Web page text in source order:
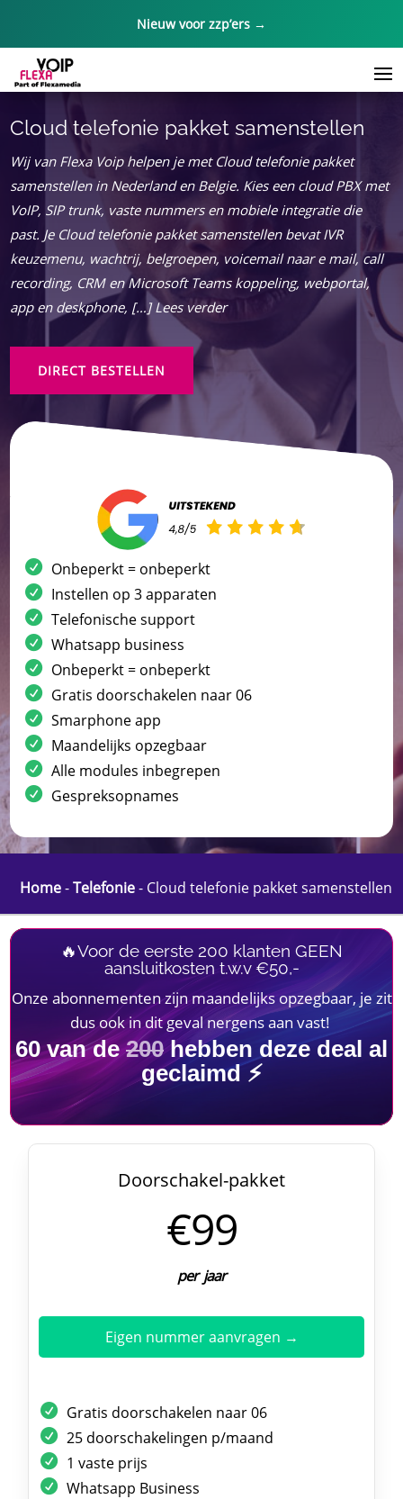
Nieuw voor zzp’ers →
Cloud telefonie pakket samenstellen
Wij van Flexa Voip helpen je met Cloud telefonie pakket
samenstellen in Nederland en Belgie.​ Kies een cloud PBX met
VoIP, SIP trunk, vaste nummers en mobiele integratie die
past.​ Je Cloud telefonie pakket samenstellen bevat IVR
keuzemenu, wachtrij, belgroepen, voicemail naar e mail, call
recording, CRM en Microsoft Teams koppeling, webportal,
app en deskphone, […] Lees verder
DIRECT BESTELLEN
Onbeperkt = onbeperkt
Instellen op 3 apparaten
Telefonische support
Whatsapp business
Onbeperkt = onbeperkt
Gratis doorschakelen naar 06
Smarphone app
Maandelijks opzegbaar
Alle modules inbegrepen
Gespreksopnames
Home-Telefonie- Cloud telefonie pakket samenstellen
🔥Voor de eerste 200 klanten GEEN
aansluitkosten t.w.v €50,-
Onze abonnementen zijn maandelijks opzegbaar, je zit
dus ook in dit geval nergens aan vast!
60van de200hebben deze deal al
geclaimd ⚡
Doorschakel-pakket
€99
per jaar
Eigen nummer aanvragen →
Gratis doorschakelen naar 06
25 doorschakelingen p/maand
1 vaste prijs
Whatsapp Business